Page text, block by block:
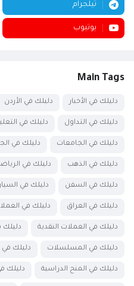
تيلجرام
يوتيوب
Main Tags
دليلك في الأخبار دليلك في الأردن
دليلك في التداول دليلك في
دليلك في الجامعات دليلك في
دليلك في الذهب دليلك في
دليلك في السفن دليلك في
دليلك في العراق دليلك في
دليلك في العملات النقدية
دليلك في المسلسلات دليلك في
دليلك في المنح الدراسية دليلك